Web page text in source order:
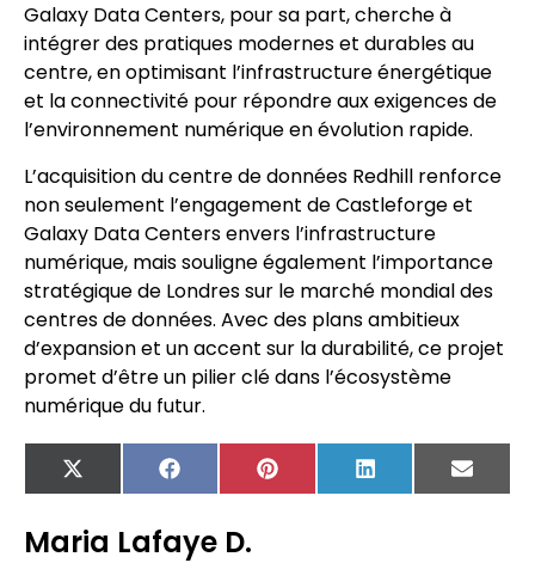
Galaxy Data Centers, pour sa part, cherche à
intégrer des pratiques modernes et durables au
centre, en optimisant l’infrastructure énergétique
et la connectivité pour répondre aux exigences de
l’environnement numérique en évolution rapide.
L’acquisition du centre de données Redhill renforce
non seulement l’engagement de Castleforge et
Galaxy Data Centers envers l’infrastructure
numérique, mais souligne également l’importance
stratégique de Londres sur le marché mondial des
centres de données. Avec des plans ambitieux
d’expansion et un accent sur la durabilité, ce projet
promet d’être un pilier clé dans l’écosystème
numérique du futur.
X
(Twitter)
FacebookPinterest LinkedIn Email
Maria Lafaye D.